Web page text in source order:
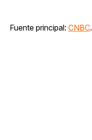
Fuente principal: CNBC.